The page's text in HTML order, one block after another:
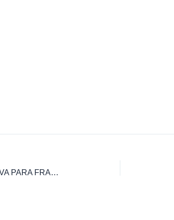
HORÁRIO DE ÔNIBUS BOCAIUVA PARA FRANCISCO DUMONT